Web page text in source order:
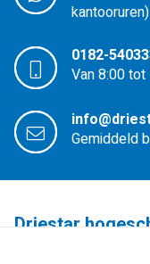
kantooruren)
0182-
Van 8:00
Gemiddeld
Driestar